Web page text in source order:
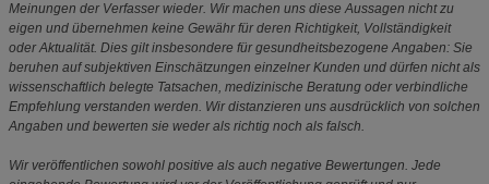
Meinungen der Verfasser wieder. Wir machen uns diese Aussagen nicht zu
eigen und übernehmen keine Gewähr für deren Richtigkeit, Vollständigkeit
oder Aktualität. Dies gilt insbesondere für gesundheitsbezogene Angaben: Sie
beruhen auf subjektiven Einschätzungen einzelner Kunden und dürfen nicht als
wissenschaftlich belegte Tatsachen, medizinische Beratung oder verbindliche
Empfehlung verstanden werden. Wir distanzieren uns ausdrücklich von solchen
Angaben und bewerten sie weder als richtig noch als falsch.
Wir veröffentlichen sowohl positive als auch negative Bewertungen. Jede